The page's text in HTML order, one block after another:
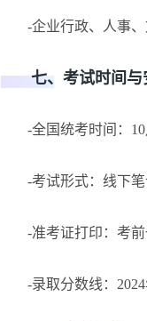
-企业行政、人事、
七、考试时间与
-全国统考时间：10
-考试形式：线下笔
-准考证打印：考前
-录取分数线：2024